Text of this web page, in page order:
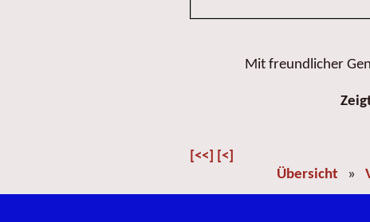
Mit freundlicher
[<<] [<]
Übersicht »